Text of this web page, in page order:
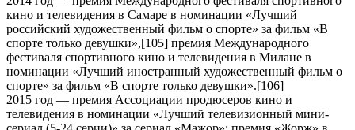
кино и телевидения в Самаре в номинации «Лучший
российский художественный фильм о спорте» за фильм «В
спорте только девушки»,[105] премия Международного
фестиваля спортивного кино и телевидения в Милане в
номинации «Лучший иностранный художественный фильм о
спорте» за фильм «В спорте только девушки».[106]
2015 год — премия Ассоциации продюсеров кино и
телевидения в номинации «Лучший телевизионный мини-